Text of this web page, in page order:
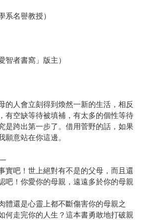
系名譽教授）
智者書窩」版主）
的人會立刻得到煥然一新的生活，相反
有空缺等待被填補，有太多的個性等待
是跨出第一步了。借用菅野的話，如果
願意站在你這邊。
實吧！世上絕對有不是的父母，而且還
吧！你愛你的母親，遠遠多於你的母親
體還是心靈上都不斷傷害你的母親之
何走完你的人生？這本書勇敢地打破親